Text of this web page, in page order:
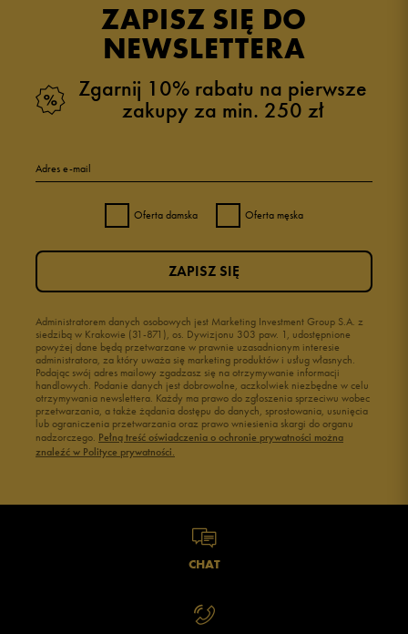
ZAPISZ SIĘ DO
NEWSLETTERA
Zgarnij 10% rabatu na pierwsze
zakupy za min. 250 zł
Adres e-mail
Oferta damska Oferta męska
Administratorem danych osobowych jest Marketing Investment Group S.A. z
siedzibą w Krakowie (31-871), os. Dywizjonu 303 paw. 1, udostępnione
powyżej dane będą przetwarzane w prawnie uzasadnionym interesie
administratora, za który uważa się marketing produktów i usług własnych.
Podając swój adres mailowy zgadzasz się na otrzymywanie informacji
handlowych. Podanie danych jest dobrowolne, aczkolwiek niezbędne w celu
otrzymywania newslettera. Każdy ma prawo do zgłoszenia sprzeciwu wobec
przetwarzania, a także żądania dostępu do danych, sprostowania, usunięcia
lub ograniczenia przetwarzania oraz prawo wniesienia skargi do organu
nadzorczego. Pełną treść oświadczenia o ochronie prywatności można
znaleźć w Polityce prywatności.
ZAPISZ SIĘ
CHAT